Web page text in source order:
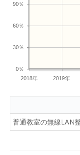
2018年 2019年
0％
30％
60％
90％
普通教室の無線LAN